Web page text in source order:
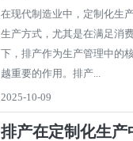
在现代制造业中，定制化生
生产方式，尤其是在满足消
下，排产作为生产管理中的
越重要的作用。排产...
2025-10-09
排产在定制化生产